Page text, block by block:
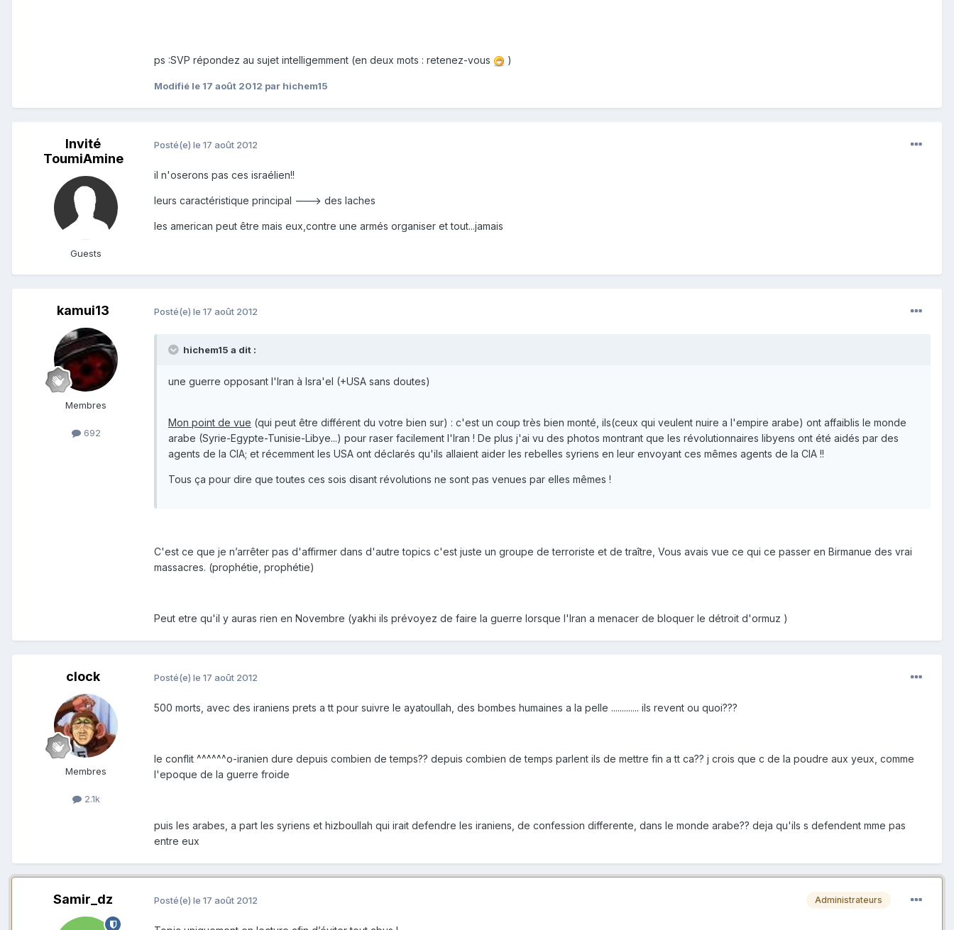
ps :SVP répondez au sujet intelligemment (en deux mots : retenez-vous )
Modifié le 17 août 2012 par hichem15
Invité
ToumiAmine
Guests
Posté(e) le 17 août 2012
il n'oserons pas ces israélien!!
leurs caractéristique principal ---> des laches
les american peut être mais eux,contre une armés organiser et tout...jamais
kamui13
Membres
692
Posté(e) le 17 août 2012
hichem15 a dit :
une guerre opposant l'Iran à Isra'el (+USA sans doutes)
Mon point de vue (qui peut être différent du votre bien sur) : c'est un coup très bien monté, ils(ceux qui veulent nuire a l'empire arabe) ont affaiblis le monde
arabe (Syrie-Egypte-Tunisie-Libye...) pour raser facilement l'Iran ! De plus j'ai vu des photos montrant que les révolutionnaires libyens ont été aidés par des
agents de la CIA; et récemment les USA ont déclarés qu'ils allaient aider les rebelles syriens en leur envoyant ces mêmes agents de la CIA !!
Tous ça pour dire que toutes ces sois disant révolutions ne sont pas venues par elles mêmes !
C'est ce que je n’arrêter pas d'affirmer dans d'autre topics c'est juste un groupe de terroriste et de traître, Vous avais vue ce qui ce passer en Birmanue des vrai
massacres. (prophétie, prophétie)
Peut etre qu'il y auras rien en Novembre (yakhi ils prévoyez de faire la guerre lorsque l'Iran a menacer de bloquer le détroit d'ormuz )
clock
Membres
2.1k
Posté(e) le 17 août 2012
500 morts, avec des iraniens prets a tt pour suivre le ayatoullah, des bombes humaines a la pelle ............. ils revent ou quoi???
le conflit ^^^^^^o-iranien dure depuis combien de temps?? depuis combien de temps parlent ils de mettre fin a tt ca?? j crois que c de la poudre aux yeux, comme
l'epoque de la guerre froide
puis les arabes, a part les syriens et hizboullah qui irait defendre les iraniens, de confession differente, dans le monde arabe?? deja qu'ils s defendent mme pas
entre eux
Samir_dz Administrateurs
Posté(e) le 17 août 2012